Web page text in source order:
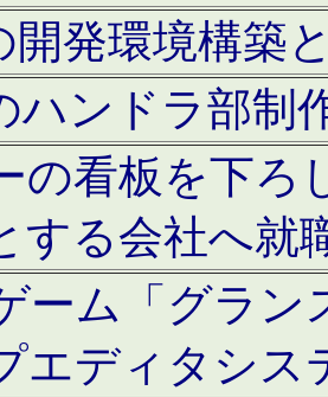
開発環境構築
ハンドラ部制
の看板を下ろ
する会社へ就
ーム「グラン
エディタシス